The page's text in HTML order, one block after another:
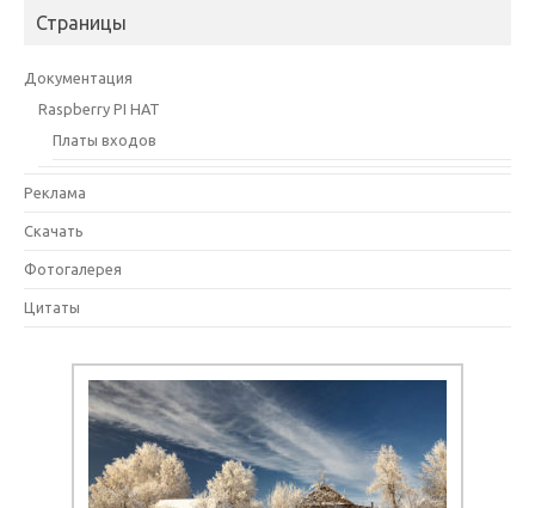
Страницы
Документация
Raspberry PI HAT
Платы входов
Реклама
Скачать
Фотогалерея
Цитаты